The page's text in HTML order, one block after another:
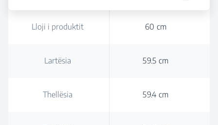
Lloji i produktit 60 cm
Lartësia 59.5 cm
Thellësia 59.4 cm